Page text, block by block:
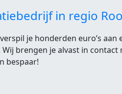
in regio
je honderden euro’s aan
brengen je alvast in contact
bespaar!